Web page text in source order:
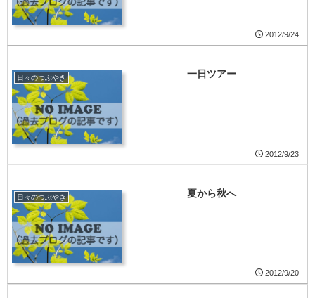
2012/9/24
日々のつぶやき 一日ツアー
2012/9/23
日々のつぶやき 夏から秋へ
2012/9/20